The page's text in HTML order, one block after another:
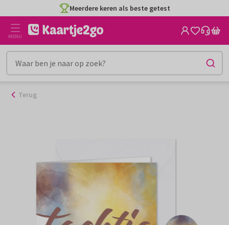
naar
inhoud
Meerdere keren als beste getest
MENU
Terug